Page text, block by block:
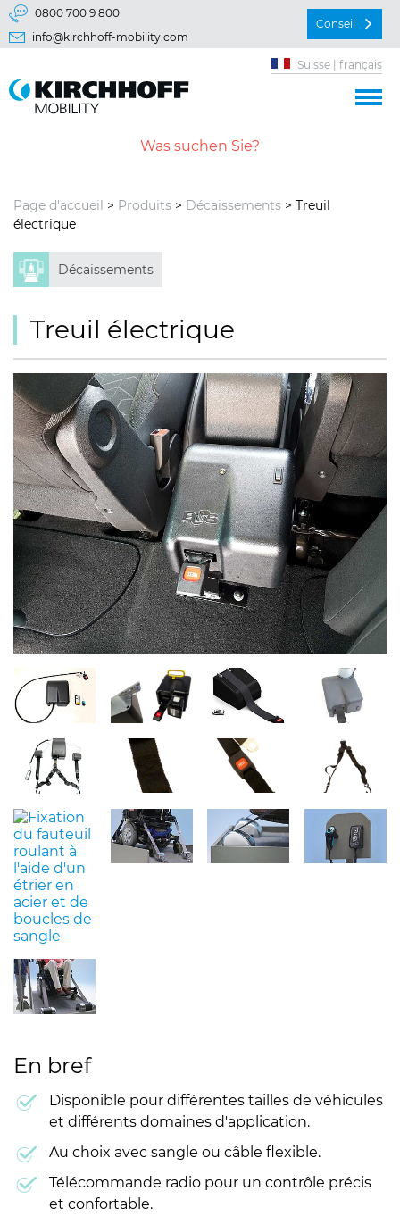
Aller directement à:
Menu principal
0800 700 9 800
info@kirchhoff-mobility.com
Conseil
Suisse | français
Page d'accueil > Produits > Décaissements > Treuil
électrique
Décaissements
Treuil électrique
En bref
Disponible pour différentes tailles de véhicules
et différents domaines d'application.
Au choix avec sangle ou câble flexible.
Télécommande radio pour un contrôle précis
et confortable.